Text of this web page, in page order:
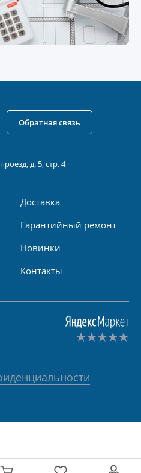
д. 5, стр. 4
Доставка
Гарантийный ремонт
Новинки
Контакты
Обратная связь